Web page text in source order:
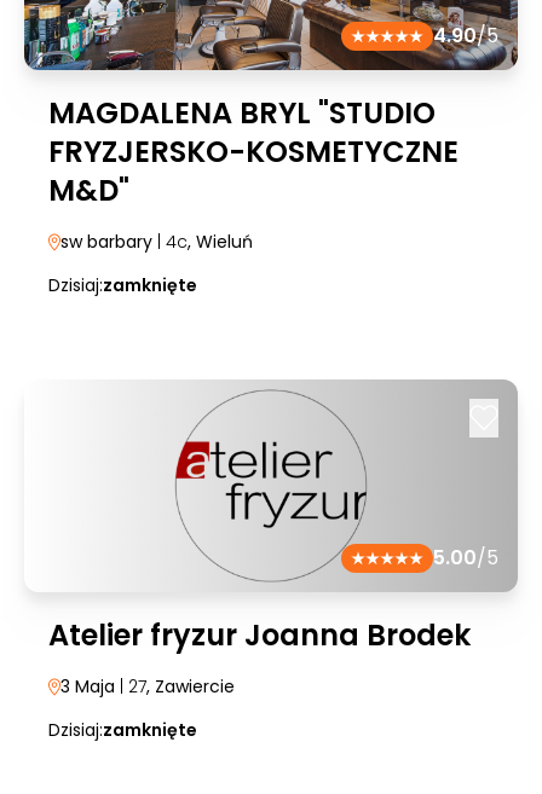
4.90/5
MAGDALENA BRYL "STUDIO
FRYZJERSKO-KOSMETYCZNE
M&D"
sw barbary | 4c, Wieluń
Dzisiaj:zamknięte
5.00/5
Atelier fryzur Joanna Brodek
3 Maja | 27, Zawiercie
Dzisiaj:zamknięte